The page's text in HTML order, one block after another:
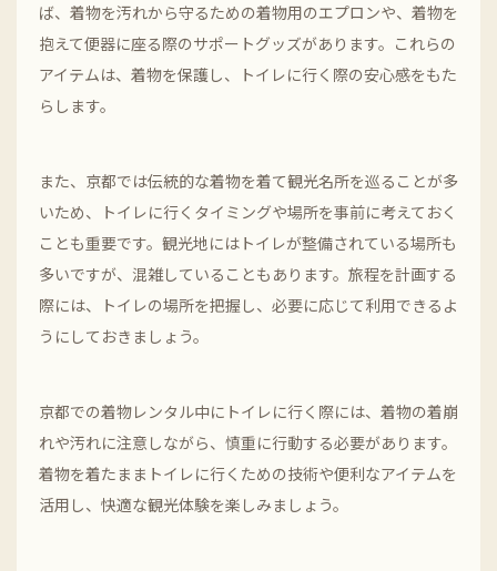
ば、着物を汚れから守るための着物用のエプロンや、着物を
抱えて便器に座る際のサポートグッズがあります。これらの
アイテムは、着物を保護し、トイレに行く際の安心感をもた
らします。
また、京都では伝統的な着物を着て観光名所を巡ることが多
いため、トイレに行くタイミングや場所を事前に考えておく
ことも重要です。観光地にはトイレが整備されている場所も
多いですが、混雑していることもあります。旅程を計画する
際には、トイレの場所を把握し、必要に応じて利用できるよ
うにしておきましょう。
京都での着物レンタル中にトイレに行く際には、着物の着崩
れや汚れに注意しながら、慎重に行動する必要があります。
着物を着たままトイレに行くための技術や便利なアイテムを
活用し、快適な観光体験を楽しみましょう。